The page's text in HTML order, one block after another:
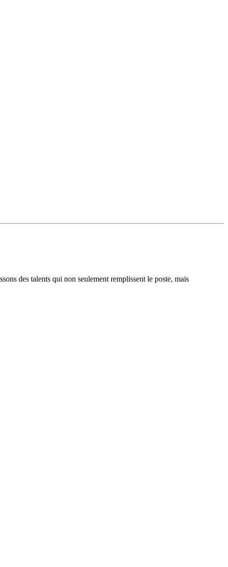
des talents qui non seulement remplissent le poste, mais